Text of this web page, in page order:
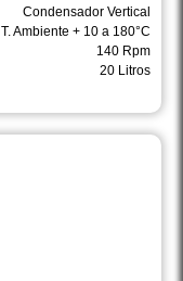
Condensador Vertical
T. Ambiente + 10 a 180°C
140 Rpm
20 Litros